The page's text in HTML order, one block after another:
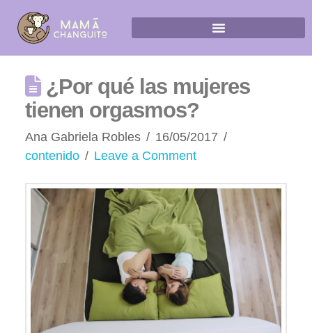
¿Por qué las mujeres
tienen orgasmos?
Ana Gabriela Robles
16/05/2017
contenido
Leave a Comment